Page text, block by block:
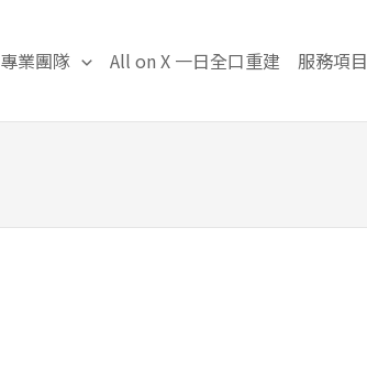
專業團隊 All on X 一日全口重建 服務項目